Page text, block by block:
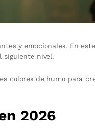
y emocionales. En este
siguiente nivel.
colores de humo para
2026